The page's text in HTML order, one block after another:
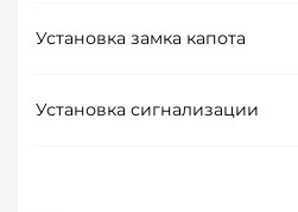
Установка замка капота
Установка сигнализации